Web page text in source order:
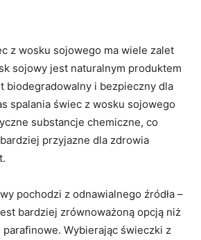
z wosku sojowego ma wiele zalet⁤
sojowy ​jest naturalnym produktem
biodegradowalny ‍i bezpieczny dla​
⁢spalania świec ⁤z wosku sojowego
‌substancje chemiczne,⁤ co
⁤przyjazne dla zdrowia
pochodzi z odnawialnego źródła –
bardziej zrównoważoną opcją niż
‌Wybierając świeczki​ z